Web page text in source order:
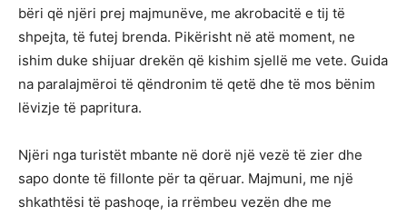
bëri që njëri prej majmunëve, me akrobacitë e tij të
shpejta, të futej brenda. Pikërisht në atë moment, ne
ishim duke shijuar drekën që kishim sjellë me vete. Guida
na paralajmëroi të qëndronim të qetë dhe të mos bënim
lëvizje të papritura.
Njëri nga turistët mbante në dorë një vezë të zier dhe
sapo donte të fillonte për ta qëruar. Majmuni, me një
shkathtësi të pashoqe, ia rrëmbeu vezën dhe me